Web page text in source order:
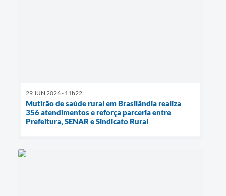
29 JUN 2026 - 11h22
Mutirão de saúde rural em Brasilândia realiza
356 atendimentos e reforça parceria entre
Prefeitura, SENAR e Sindicato Rural